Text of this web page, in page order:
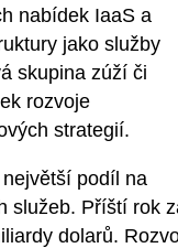
nabídek IaaS a
jako služby
skupina zúží či
rozvoje
strategií.
podíl na
služeb. Příští rok
dolarů.